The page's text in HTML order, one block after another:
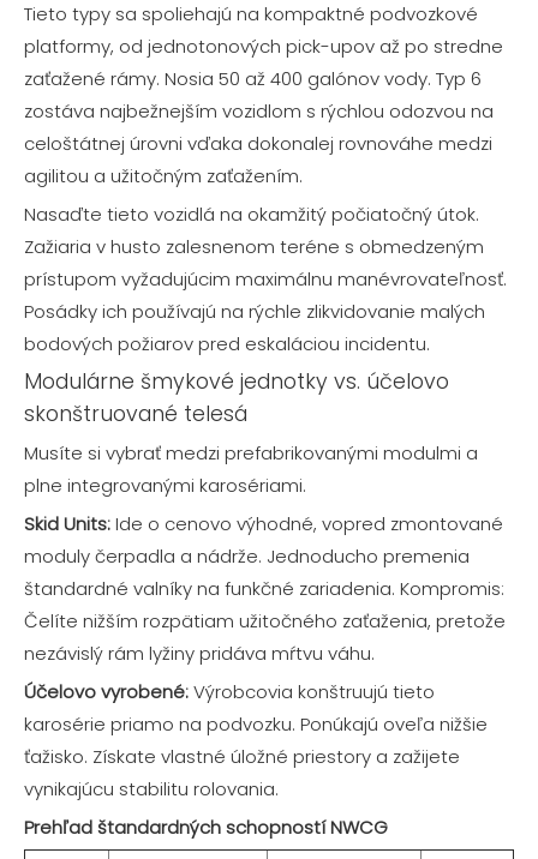
Tieto typy sa spoliehajú na kompaktné podvozkové
platformy, od jednotonových pick-upov až po stredne
zaťažené rámy. Nosia 50 až 400 galónov vody. Typ 6
zostáva najbežnejším vozidlom s rýchlou odozvou na
celoštátnej úrovni vďaka dokonalej rovnováhe medzi
agilitou a užitočným zaťažením.
Nasaďte tieto vozidlá na okamžitý počiatočný útok.
Zažiaria v husto zalesnenom teréne s obmedzeným
prístupom vyžadujúcim maximálnu manévrovateľnosť.
Posádky ich používajú na rýchle zlikvidovanie malých
bodových požiarov pred eskaláciou incidentu.
Modulárne šmykové jednotky vs. účelovo
skonštruované telesá
Musíte si vybrať medzi prefabrikovanými modulmi a
plne integrovanými karosériami.
Skid Units:Ide o cenovo výhodné, vopred zmontované
moduly čerpadla a nádrže. Jednoducho premenia
štandardné valníky na funkčné zariadenia. Kompromis:
Čelíte nižším rozpätiam užitočného zaťaženia, pretože
nezávislý rám lyžiny pridáva mŕtvu váhu.
Účelovo vyrobené:Výrobcovia konštruujú tieto
karosérie priamo na podvozku. Ponúkajú oveľa nižšie
ťažisko. Získate vlastné úložné priestory a zažijete
vynikajúcu stabilitu rolovania.
Prehľad štandardných schopností NWCG